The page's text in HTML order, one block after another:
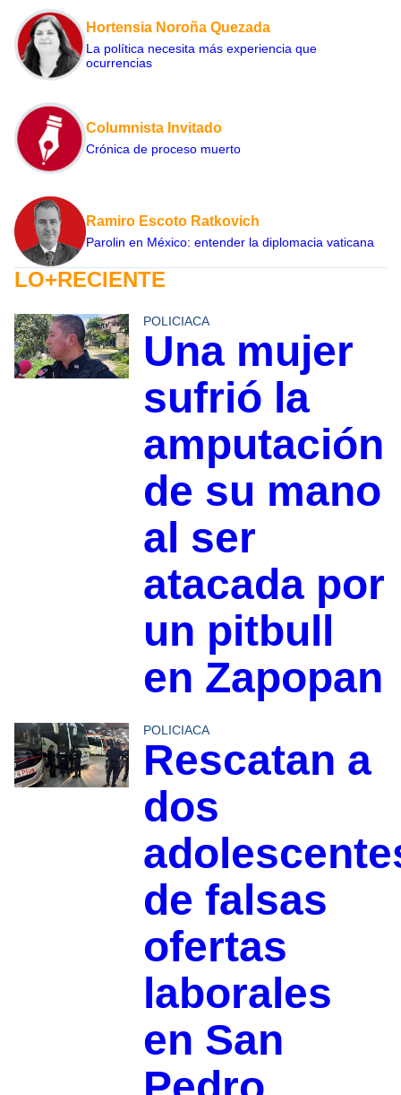
Hortensia Noroña Quezada
La política necesita más experiencia que
ocurrencias
Columnista Invitado
Crónica de proceso muerto
Ramiro Escoto Ratkovich
Parolin en México: entender la diplomacia vaticana
LO+RECIENTE
POLICIACA
Una mujer
sufrió la
amputación
de su mano
al ser
atacada por
un pitbull
en Zapopan
POLICIACA
Rescatan a
dos
de falsas
ofertas
laborales
en San